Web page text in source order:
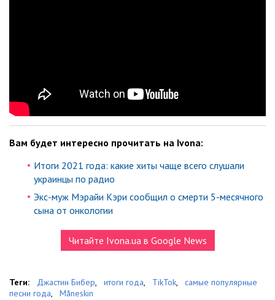
Вам будет интересно прочитать на Ivona:
Итоги 2021 года: какие хиты чаще всего слушали
украинцы по радио
Экс-муж Мэрайи Кэри сообщил о смерти 5-месячного
сына от онкологии
Читайте Ivona.ua в Google News
Теги: Джастин Бибер, итоги года, TikTok,
самые популярные
песни года, Måneskin